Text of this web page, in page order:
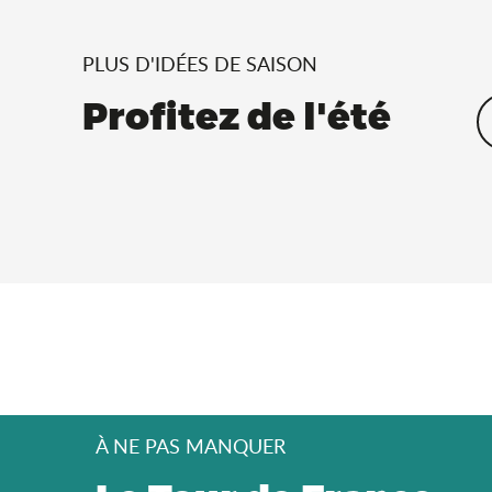
PLUS D'IDÉES DE SAISON
Profitez de l'été
À NE PAS MANQUER